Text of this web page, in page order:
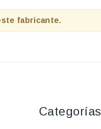
fabricante.
Categorías